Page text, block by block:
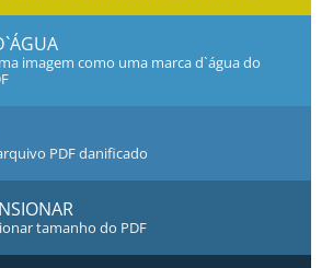
imagem como uma marca d`água do
PDF danificado
tamanho do PDF